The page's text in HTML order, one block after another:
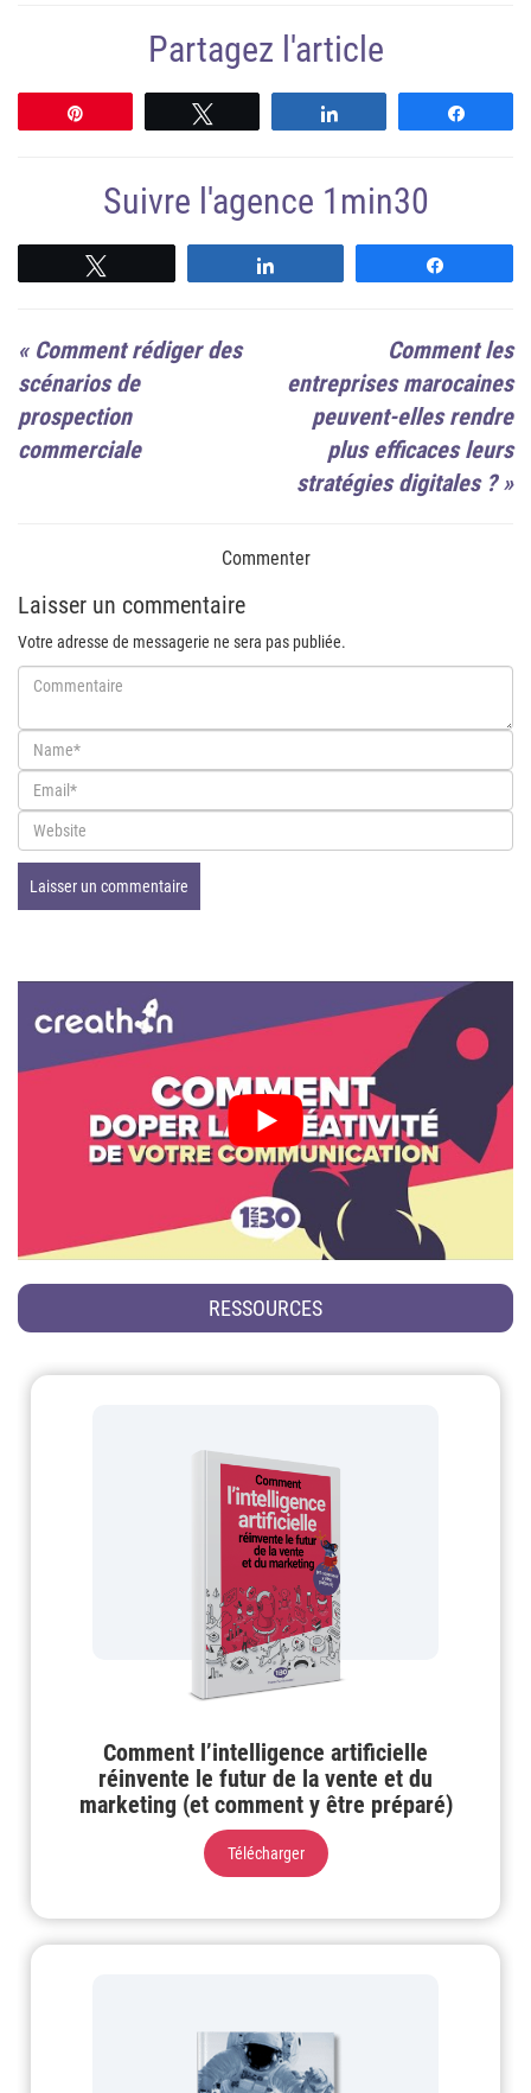
Partagez l'article
Suivre l'agence 1min30
« Comment rédiger des
scénarios de
prospection
commerciale
Comment les
entreprises marocaines
peuvent-elles rendre
plus efficaces leurs
stratégies digitales ?»
Commenter
Laisser un commentaire
Votre adresse de messagerie ne sera pas publiée.
RESSOURCES
Comment l’intelligence artificielle
réinvente le futur de la vente et du
marketing (et comment y être préparé)
Télécharger